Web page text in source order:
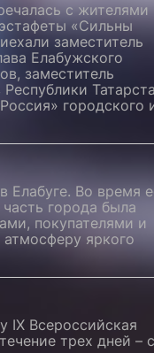
с жителями
«Сильны
заместитель
Елабужского
заместитель
городского
Елабуге. Во время
города была
покупателями и
яркого
IX Всероссийская
трех дней –